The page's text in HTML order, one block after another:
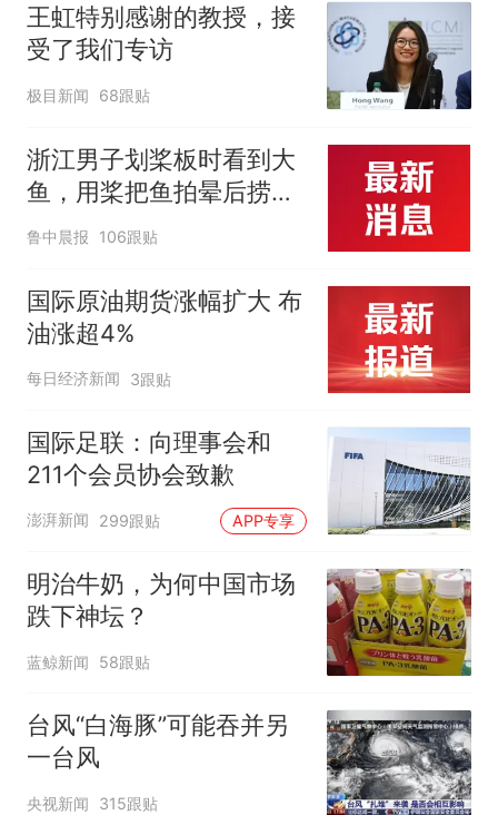
王虹特别感谢的教授，接
受了我们专访
极目新闻 68跟贴
浙江男子划桨板时看到大
鱼，用桨把鱼拍晕后捞
起；当事人：鱼重7斤6
味道很好
鲁中晨报 106跟贴
国际原油期货涨幅扩大 布
油涨超4%
每日经济新闻 3跟贴
国际足联：向理事会和
211个会员协会致歉
澎湃新闻 299跟贴 APP专享
明治牛奶，为何中国市场
跌下神坛？
蓝鲸新闻 58跟贴
台风“白海豚”可能吞并另
一台风
央视新闻 315跟贴